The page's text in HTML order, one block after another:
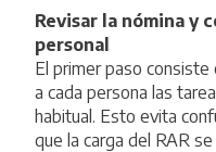
Revisar la nómina y
personal
El primer paso consiste
a cada persona las
habitual. Esto evita
que la carga del RAR